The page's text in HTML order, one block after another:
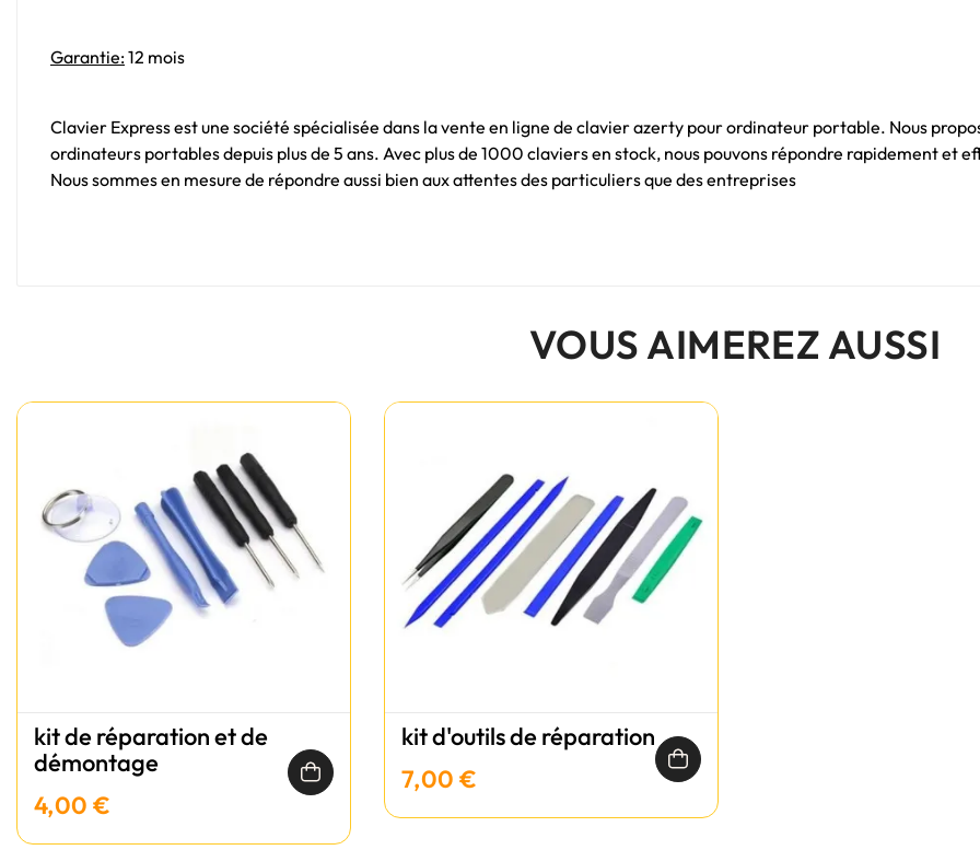
Garantie:12 mois
Clavier Express est une société spécialisée dans la vente en ligne de clavier azerty pour ordinateur portable. Nous
ordinateurs portables depuis plus de 5 ans. Avec plus de 1000 claviers en stock, nous pouvons répondre rapidement et
Nous sommes en mesure de répondre aussi bien aux attentes des particuliers que des entreprises
VOUS AIMEREZ AUSSI
kit de réparation et de
démontage
4,00 €
kit d'outils de réparation
7,00 €